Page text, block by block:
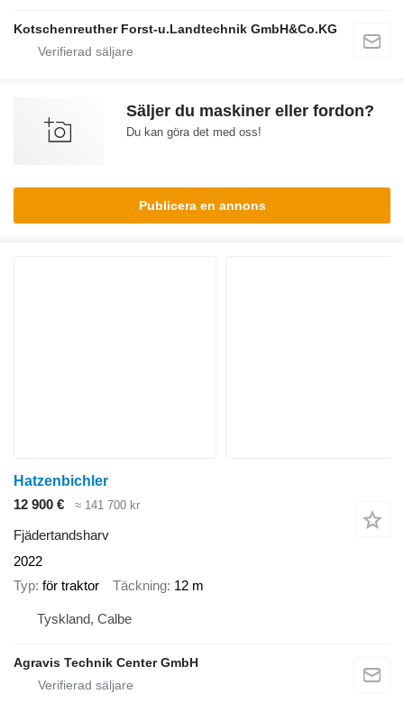
Kotschenreuther Forst-u.Landtechnik GmbH&Co.KG
Säljer du maskiner eller fordon?
Du kan göra det med oss!
Publicera en annons
Hatzenbichler
12 900 €
≈ 141 700 kr
Fjädertandsharv
2022
Typ för traktor Täckning 12 m
Tyskland, Calbe
Agravis Technik Center GmbH